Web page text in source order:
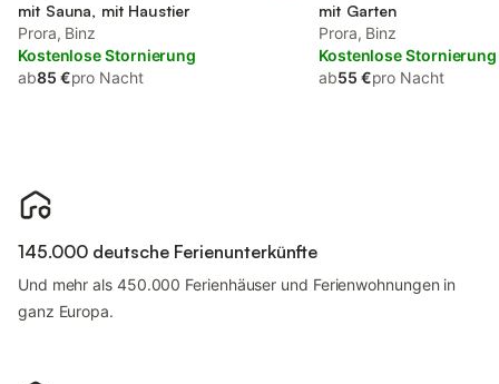
mit Sauna, mit Haustier
Prora, Binz
Kostenlose Stornierung
ab85 €pro Nacht
mit Garten
Prora, Binz
Kostenlose Stornierung
ab55 €pro Nacht
145.000 deutsche Ferienunterkünfte
Und mehr als 450.000 Ferienhäuser und Ferienwohnungen in
ganz Europa.